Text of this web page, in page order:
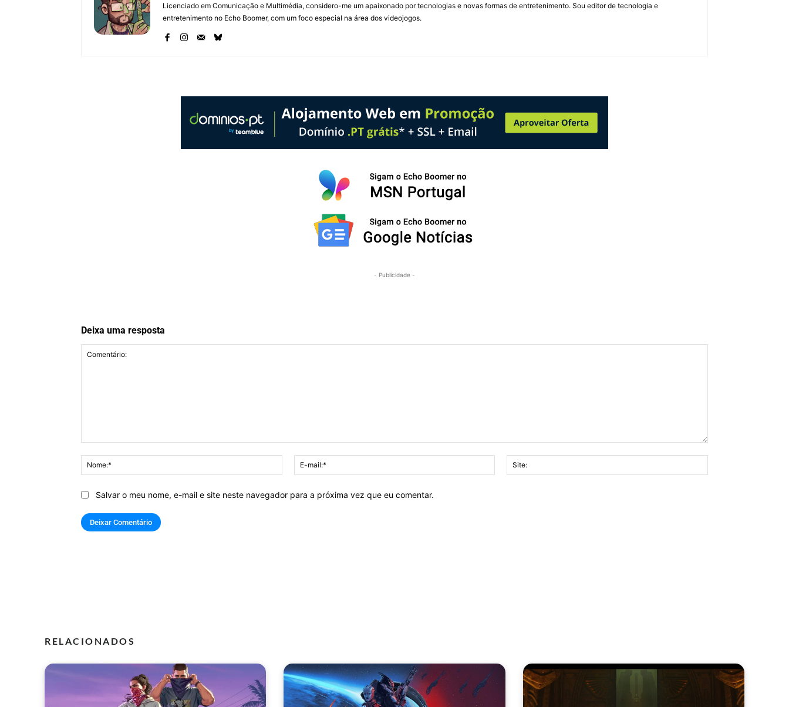
Licenciado em Comunicação e Multimédia, considero-me um apaixonado por tecnologias e novas formas de entretenimento. Sou editor de tecnologia e
entretenimento no Echo Boomer, com um foco especial na área dos videojogos.
- Publicidade -
Deixa uma resposta
Nome:*
mail:*
Salvar o meu nome, e-mail e site neste navegador para a próxima vez que eu comentar.
RELACIONADOS